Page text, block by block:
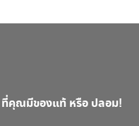
ที่คุณมีของแท้ หรือ ปลอม!